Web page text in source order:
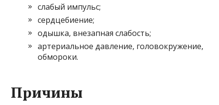
слабый импульс;
сердцебиение;
одышка, внезапная слабость;
артериальное давление, головокружение,
обмороки.
Причины